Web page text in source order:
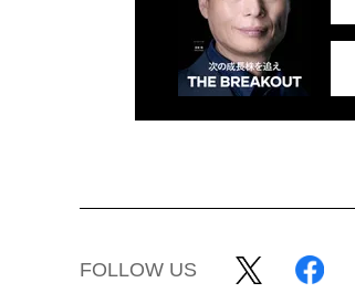
FOLLOW US